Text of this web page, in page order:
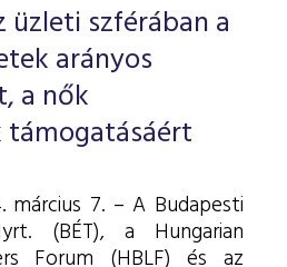
üzleti szférában a
arányos
a nők
támogatásáért
március 7. – A Budapesti
(BÉT), a Hungarian
Forum (HBLF) és az